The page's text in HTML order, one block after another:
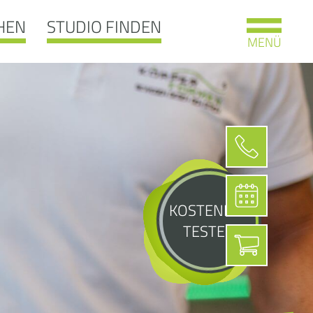
STUDIO FINDEN
MENÜ
KOSTENLOS
TESTEN